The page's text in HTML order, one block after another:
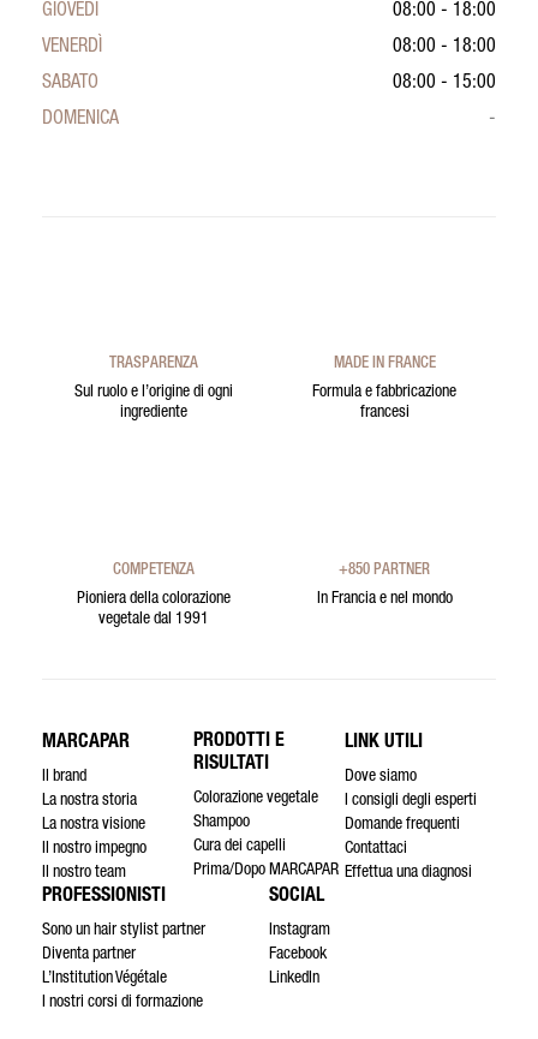
GIOVEDÌ
08:00 - 18:00
VENERDÌ
08:00 - 18:00
SABATO
08:00 - 15:00
DOMENICA
-
TRASPARENZA
Sul ruolo e l’origine di ogni
ingrediente
MADE IN FRANCE
Formula e fabbricazione
francesi
COMPETENZA
Pioniera della colorazione
vegetale dal 1991
+850 PARTNER
In Francia e nel mondo
MARCAPAR
Il brand
La nostra storia
La nostra visione
Il nostro impegno
Il nostro team
PRODOTTI E
RISULTATI
Colorazione vegetale
Shampoo
Cura dei capelli
Prima/Dopo MARCAPAR
LINK UTILI
Dove siamo
I consigli degli esperti
Domande frequenti
Contattaci
Effettua una diagnosi
PROFESSIONISTI
Sono un hair stylist partner
Diventa partner
L’Institution Végétale
I nostri corsi di formazione
SOCIAL
Instagram
Facebook
LinkedIn